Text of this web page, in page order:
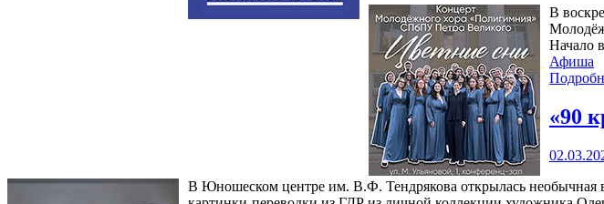
В
Начало в
Афиша
«90
В Юношеском центре им. В.Ф. Тендрякова открылась